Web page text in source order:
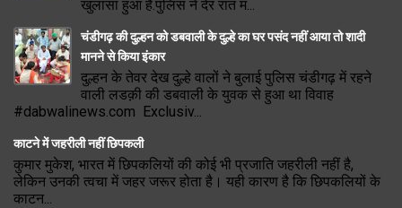
खुलासा हुआ है.पुलिस ने देर रात म...
चंडीगढ़ की दुल्हन को डबवाली के दुल्हे का घर पसंद नहीं आया तो शादी
मानने से किया इंकार
दुल्हन के तेवर देख दुल्हे वालों ने बुलाई पुलिस चंडीगढ़ में रहने
वाली लडक़ी की डबवाली के युवक से हुआ था विवाह
#dabwalinews.com Exclusiv...
काटने में जहरीली नहीं छिपकली
कुमार मुकेश, भारत में छिपकलियों की कोई भी प्रजाति जहरीली नहीं है,
लेकिन उनकी त्वचा में जहर जरूर होता है। यही कारण है कि छिपकलियों के
काटन...